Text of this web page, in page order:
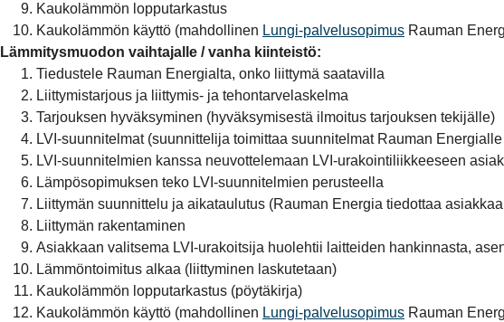
Kaukolämmön lopputarkastus
Kaukolämmön käyttö (mahdollinen Lungi-palvelusopimus Rauman
Lämmitysmuodon vaihtajalle / vanha kiinteistö:
Tiedustele Rauman Energialta, onko liittymä saatavilla
Liittymistarjous ja liittymis- ja tehontarvelaskelma
Tarjouksen hyväksyminen (hyväksymisestä ilmoitus tarjouksen tekijälle)
LVI-suunnitelmat (suunnittelija toimittaa suunnitelmat Rauman
LVI-suunnitelmien kanssa neuvottelemaan LVI-urakointiliikkeeseen
Lämpösopimuksen teko LVI-suunnitelmien perusteella
Liittymän suunnittelu ja aikataulutus (Rauman Energia tiedottaa
Liittymän rakentaminen
Asiakkaan valitsema LVI-urakoitsija huolehtii laitteiden hankinnasta,
Lämmöntoimitus alkaa (liittyminen laskutetaan)
Kaukolämmön lopputarkastus (pöytäkirja)
Kaukolämmön käyttö (mahdollinen Lungi-palvelusopimus Rauman